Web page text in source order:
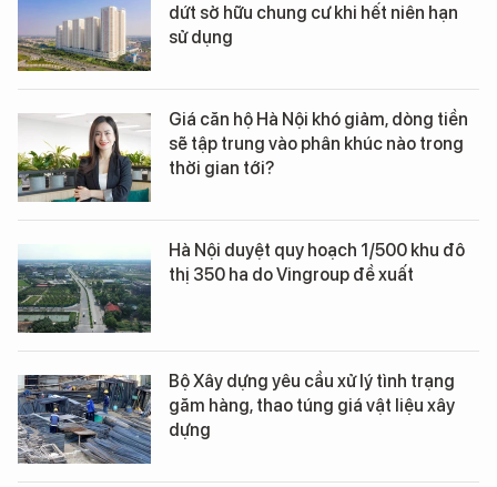
dứt sở hữu chung cư khi hết niên hạn
sử dụng
Giá căn hộ Hà Nội khó giảm, dòng tiền
sẽ tập trung vào phân khúc nào trong
thời gian tới?
Hà Nội duyệt quy hoạch 1/500 khu đô
thị 350 ha do Vingroup đề xuất
Bộ Xây dựng yêu cầu xử lý tình trạng
găm hàng, thao túng giá vật liệu xây
dựng